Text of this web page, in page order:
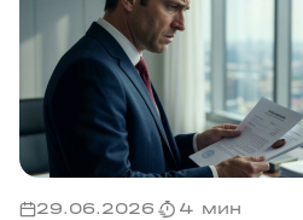
29.06.2026 4 мин